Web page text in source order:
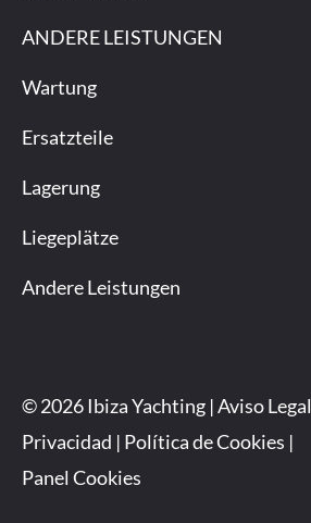
ANDERE LEISTUNGEN
Wartung
Ersatzteile
Lagerung
Liegeplätze
Andere Leistungen
© 2026 Ibiza Yachting |Aviso Legal
Privacidad | Política de Cookies |
Panel Cookies